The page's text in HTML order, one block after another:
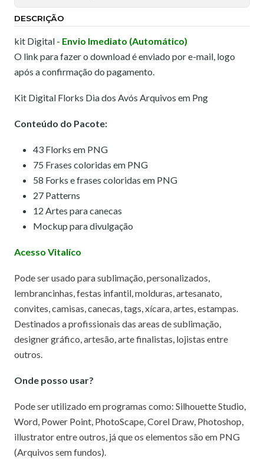
DESCRIÇÃO
kit Digital - Envio Imediato (Automático)
O link para fazer o download é enviado por e-mail, logo
após a confirmação do pagamento.
Kit Digital Florks Dia dos Avós Arquivos em Png
Conteúdo do Pacote:
43 Florks em PNG
75 Frases coloridas em PNG
58 Forks e frases coloridas em PNG
27 Patterns
12 Artes para canecas
Mockup para divulgação
Acesso Vitalíco
Pode ser usado para sublimação, personalizados,
lembrancinhas, festas infantil, molduras, artesanato,
convites, camisas, canecas, tags, xícara, artes, estampas.
Destinados a profissionais das areas de sublimação,
designer gráfico, artesão, arte finalistas, lojistas entre
outros.
Onde posso usar?
Pode ser utilizado em programas como: Silhouette Studio,
Word, Power Point, PhotoScape, Corel Draw, Photoshop,
illustrator entre outros, já que os elementos são em PNG
(Arquivos sem fundos).